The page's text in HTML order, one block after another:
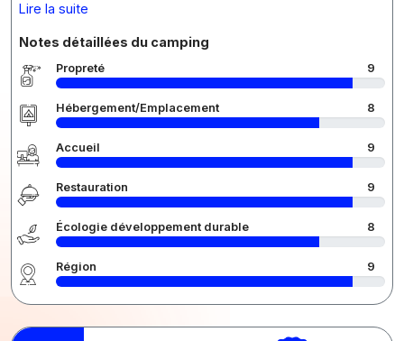
Lire la suite
Notes détaillées du camping
Propreté 9
Hébergement/Emplacement 8
Accueil 9
Restauration 9
Écologie développement durable 8
Région 9